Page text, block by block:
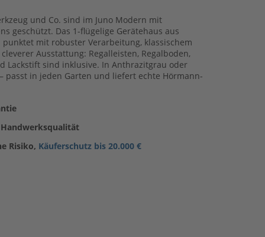
und Co. sind im Juno Modern mit
geschützt. Das 1-flügelige Gerätehaus aus
mit robuster Verarbeitung, klassischem
Ausstattung: Regalleisten, Regalboden,
Lackstift sind inklusive. In Anthrazitgrau oder
passt in jeden Garten und liefert echte Hörmann-
Risiko, Käuferschutz bis 20.000 €